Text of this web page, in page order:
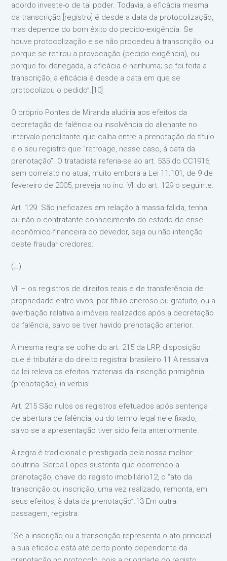
acordo investe-o de tal poder. Todavia, a eficácia mesma
da transcrição [registro] é desde a data da protocolização,
mas depende do bom êxito do pedido-exigência. Se
houve protocolização e se não procedeu à transcrição, ou
porque se retirou a provocação (pedido-exigência), ou
porque foi denegada, a eficácia é nenhuma; se foi feita a
transcrição, a eficácia é desde a data em que se
protocolizou o pedido”.[10]
O próprio Pontes de Miranda aludiria aos efeitos da
decretação de falência ou insolvência do alienante no
intervalo periclitante que calha entre a prenotação do título
e o seu registro que “retroage, nesse caso, à data da
prenotação”. O tratadista referia-se ao art. 535 do CC1916,
sem correlato no atual, muito embora a Lei 11.101, de 9 de
fevereiro de 2005, preveja no inc. VII do art. 129 o seguinte:
Art. 129. São ineficazes em relação à massa falida, tenha
ou não o contratante conhecimento do estado de crise
econômico-financeira do devedor, seja ou não intenção
deste fraudar credores:
(…)
VII – os registros de direitos reais e de transferência de
propriedade entre vivos, por título oneroso ou gratuito, ou a
averbação relativa a imóveis realizados após a decretação
da falência, salvo se tiver havido prenotação anterior.
A mesma regra se colhe do art. 215 da LRP, disposição
que é tributária do direito registral brasileiro.11 A ressalva
da lei releva os efeitos materiais da inscrição primigênia
(prenotação), in verbis:
Art. 215 São nulos os registros efetuados após sentença
de abertura de falência, ou do termo legal nele fixado,
salvo se a apresentação tiver sido feita anteriormente.
A regra é tradicional e prestigiada pela nossa melhor
doutrina. Serpa Lopes sustenta que ocorrendo a
prenotação, chave do registo imobiliário12, o “ato da
transcrição ou inscrição, uma vez realizado, remonta, em
seus efeitos, à data da prenotação”.13 Em outra
passagem, registra:
“Se a inscrição ou a transcrição representa o ato principal,
a sua eficácia está até certo ponto dependente da